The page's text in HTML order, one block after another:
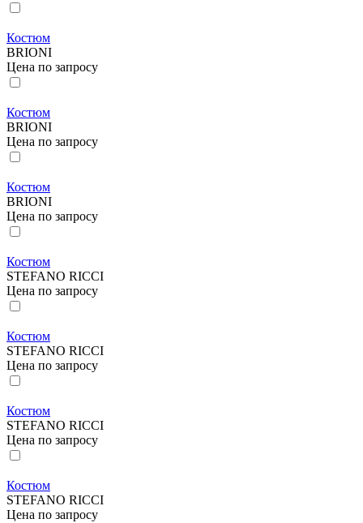
Костюм
BRIONI
Цена по запросу
Костюм
BRIONI
Цена по запросу
Костюм
BRIONI
Цена по запросу
Костюм
STEFANO RICCI
Цена по запросу
Костюм
STEFANO RICCI
Цена по запросу
Костюм
STEFANO RICCI
Цена по запросу
Костюм
STEFANO RICCI
Цена по запросу